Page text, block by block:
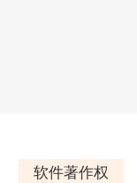
软件著作权